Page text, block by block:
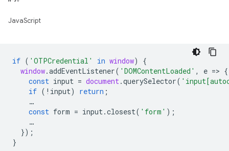
JavaScript
if ( 'OTPCredential' in window)
{
window.addEventListener( 'DOMContentLoaded' , e => {
const input = document.querySelector(
if ( ! input) return ;
…
const form = input.closest( 'form' );
…
});
}